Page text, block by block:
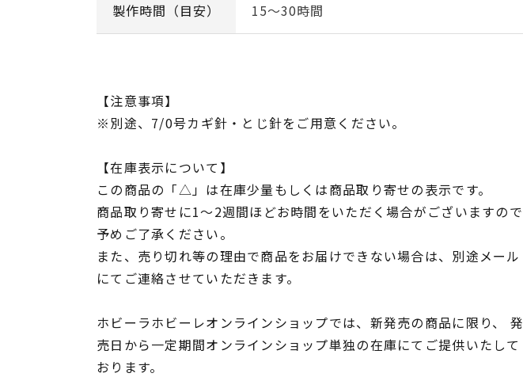
製作時間（目安） 15～30時間
【注意事項】
※別途、7/0号カギ針・とじ針をご用意ください。
【在庫表示について】
この商品の「△」は在庫少量もしくは商品取り寄せの表示です。
商品取り寄せに1～2週間ほどお時間をいただく場合がございますので
予めご了承ください。
また、売り切れ等の理由で商品をお届けできない場合は、別途メール
にてご連絡させていただきます。
ホビーラホビーレオンラインショップでは、新発売の商品に限り、 発
売日から一定期間オンラインショップ単独の在庫にてご提供いたして
おります。